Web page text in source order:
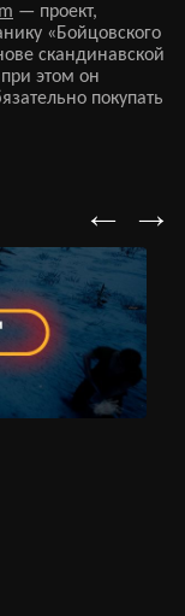
— проект,
«Бойцовского
скандинавской
этом он
покупать
← →